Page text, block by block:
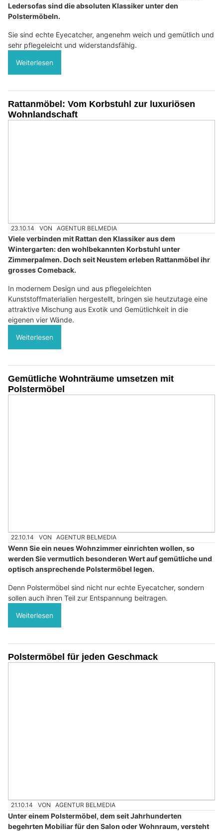
Ledersofas sind die absoluten Klassiker unter den
Polstermöbeln.
Sie sind echte Eyecatcher, angenehm weich und gemütlich und
sehr pflegeleicht und widerstandsfähig.
Weiterlesen
Rattanmöbel: Vom Korbstuhl zur luxuriösen
Wohnlandschaft
23.10.14 VON AGENTUR BELMEDIA
Viele verbinden mit Rattan den Klassiker aus dem
Wintergarten: den wohlbekannten Korbstuhl unter
Zimmerpalmen. Doch seit Neustem erleben Rattanmöbel ihr
grosses Comeback.
In modernem Design und aus pflegeleichten
Kunststoffmaterialien hergestellt, bringen sie heutzutage eine
attraktive Mischung aus Exotik und Gemütlichkeit in die
eigenen vier Wände.
Weiterlesen
Gemütliche Wohnträume umsetzen mit
Polstermöbel
22.10.14 VON AGENTUR BELMEDIA
Wenn Sie ein neues Wohnzimmer einrichten wollen, so
werden Sie vermutlich besonderen Wert auf gemütliche und
optisch ansprechende Polstermöbel legen.
Denn Polstermöbel sind nicht nur echte Eyecatcher, sondern
sollen auch ihren Teil zur Entspannung beitragen.
Weiterlesen
Polstermöbel für jeden Geschmack
21.10.14 VON AGENTUR BELMEDIA
Unter einem Polstermöbel, dem seit Jahrhunderten
begehrten Mobiliar für den Salon oder Wohnraum, versteht